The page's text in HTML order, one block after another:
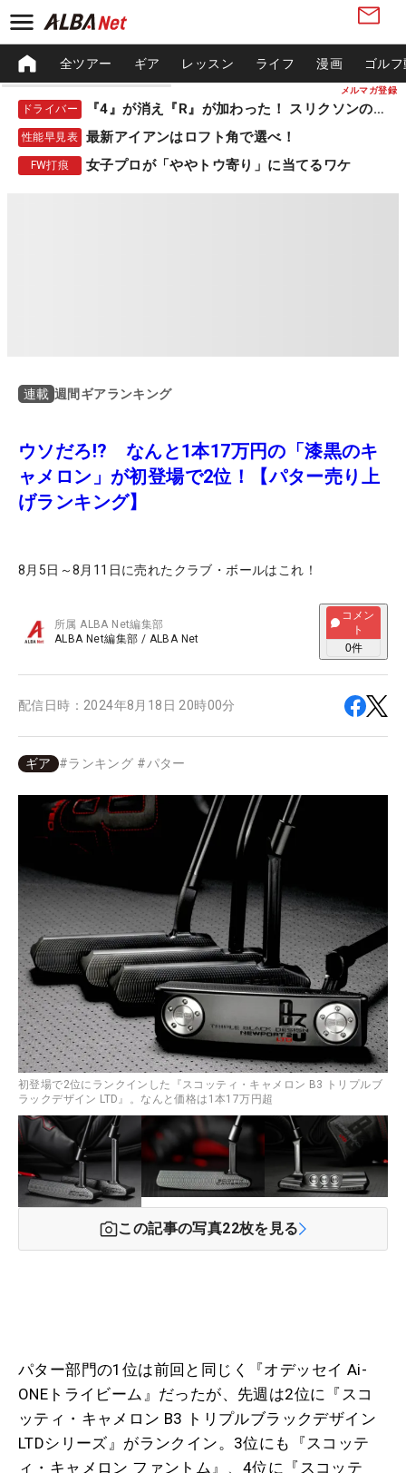
メルマガ登録
全ツアー ギア レッスン ライフ 漫画 ゴル
ドライバー 『4』が消え『R』が加わった！ スリクソンの新作
性能早見表 最新アイアンはロフト角で選べ！
FW打痕 女子プロが「ややトウ寄り」に当てるワケ
連載 週間ギアランキング
ウソだろ!? なんと1本17万円の「漆黒のキ
ャメロン」が初登場で2位！【パター売り上
げランキング】
8月5日～8月11日に売れたクラブ・ボールはこれ！
所属ALBA Net編集部
ALBA Net編集部 / ALBA Net
コメン
ト
0件
配信日時： 2024年8月18日 20時00分
ギア #ランキング #パター
初登場で2位にランクインした『スコッティ・キャメロン B3 トリプルブ
ラックデザイン LTD』。なんと価格は1本17万円超
この記事の写真22枚を見る
パター部門の1位は前回と同じく『オデッセイ Ai-
ONEトライビーム』だったが、先週は2位に『スコ
ッティ・キャメロン B3 トリプルブラックデザイン
LTDシリーズ』がランクイン。3位にも『スコッテ
ィ・キャメロン ファントム』、4位に『スコッテ